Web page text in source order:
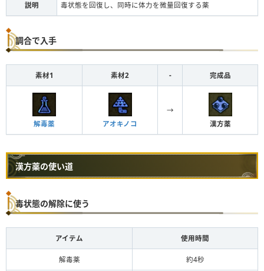
説明 毒状態を回復し、同時に体力を微量回復する薬
調合で入手
素材1 素材2 - 完成品
解毒薬 アオキノコ
→
漢方薬
漢方薬の使い道
毒状態の解除に使う
アイテム 使用時間
解毒薬 約4秒